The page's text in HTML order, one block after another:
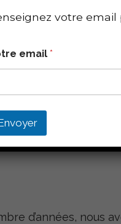
une forte
des
contrôle du
phases de la
d’années, nous
votre
email*